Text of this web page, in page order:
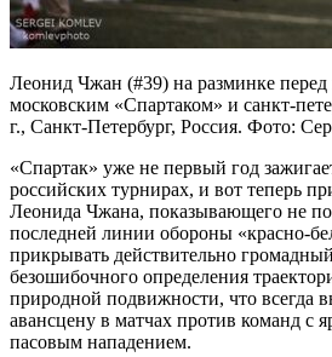
Леонид Чжан (#39) на разминке
московским «Спартаком» и санкт-
г., Санкт-Петербург, Россия. Фото:
«Спартак» уже не первый год
российских турнирах, и вот теперь
Леонида Чжана, показывающего не
последней линии обороны «красно-
прикрывать действительно
безошибочного определения
природной подвижности, что всегда
авансцену в матчах против команд с
пасовым нападением.